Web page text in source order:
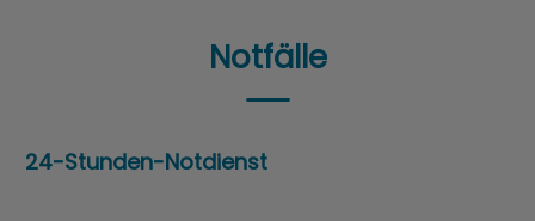
Notfälle
24-Stunden-Notdienst